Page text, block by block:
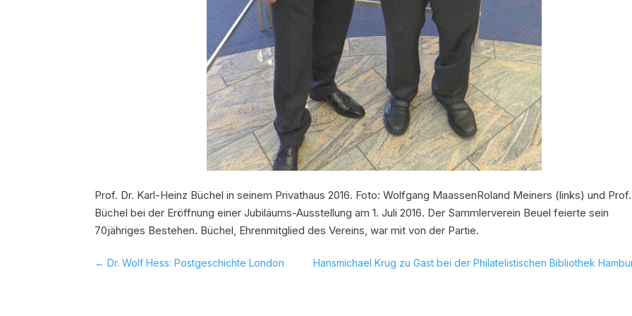
Prof. Dr. Karl-Heinz Büchel in seinem Privathaus 2016. Foto: Wolfgang MaassenRoland Meiners (links) und Prof.
Büchel bei der Eröffnung einer Jubiläums-Ausstellung am 1. Juli 2016. Der Sammlerverein Beuel feierte sein
70jähriges Bestehen. Büchel, Ehrenmitglied des Vereins, war mit von der Partie.
←Dr. Wolf Hess: Postgeschichte London Hansmichael Krug zu Gast bei der Philatelistischen Bibliothek